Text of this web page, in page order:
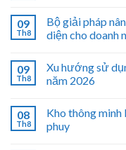
09
Th8
Bộ giải pháp
diện cho doanh
09
Th8
Xu hướng sử
năm 2026
08
Th8
Kho thông minh
phuy